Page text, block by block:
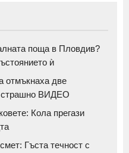
поща в Пловдив?
ѝ
отмъкнаха две
страшно ВИДЕО
Кола прегази
Гъста течност с